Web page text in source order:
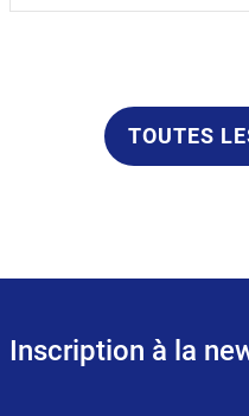
TOUTES
Inscription à la